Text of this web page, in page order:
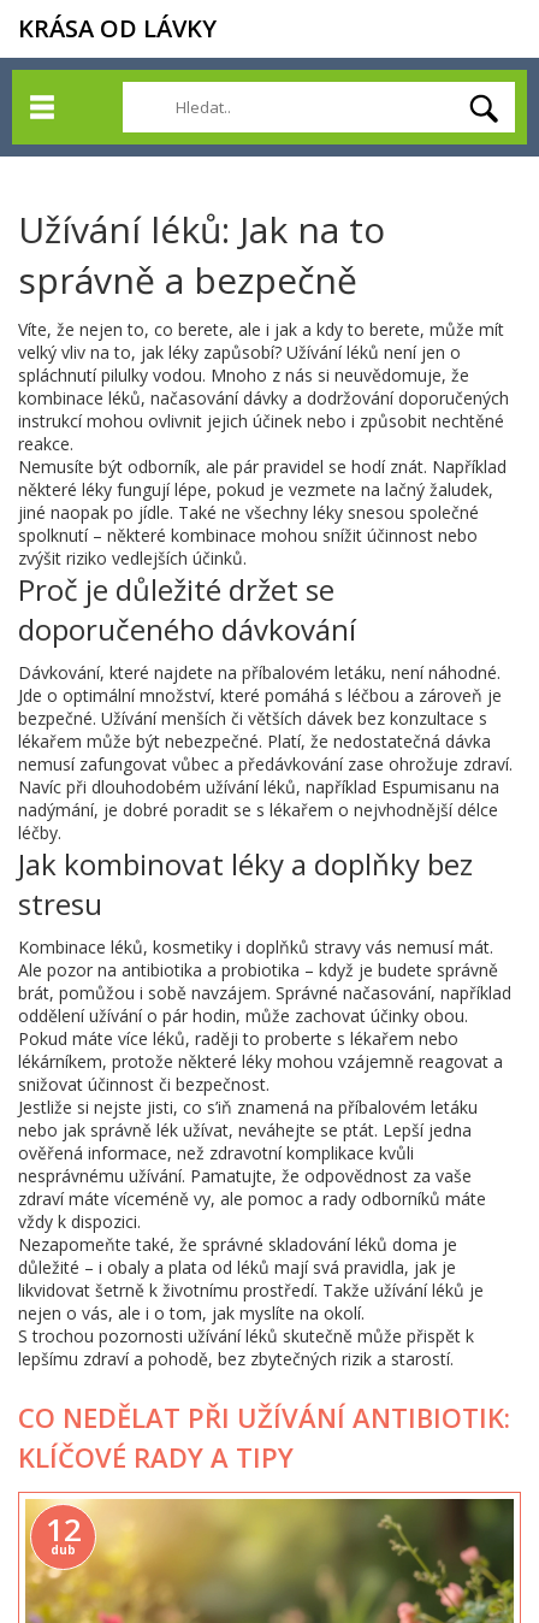
KRÁSA OD LÁVKY
Užívání léků: Jak na to
správně a bezpečně
Víte, že nejen to, co berete, ale i jak a kdy to berete, může mít
velký vliv na to, jak léky zapůsobí? Užívání léků není jen o
spláchnutí pilulky vodou. Mnoho z nás si neuvědomuje, že
kombinace léků, načasování dávky a dodržování doporučených
instrukcí mohou ovlivnit jejich účinek nebo i způsobit nechtěné
reakce.
Nemusíte být odborník, ale pár pravidel se hodí znát. Například
některé léky fungují lépe, pokud je vezmete na lačný žaludek,
jiné naopak po jídle. Také ne všechny léky snesou společné
spolknutí – některé kombinace mohou snížit účinnost nebo
zvýšit riziko vedlejších účinků.
Proč je důležité držet se
doporučeného dávkování
Dávkování, které najdete na příbalovém letáku, není náhodné.
Jde o optimální množství, které pomáhá s léčbou a zároveň je
bezpečné. Užívání menších či větších dávek bez konzultace s
lékařem může být nebezpečné. Platí, že nedostatečná dávka
nemusí zafungovat vůbec a předávkování zase ohrožuje zdraví.
Navíc při dlouhodobém užívání léků, například Espumisanu na
nadýmání, je dobré poradit se s lékařem o nejvhodnější délce
léčby.
Jak kombinovat léky a doplňky bez
stresu
Kombinace léků, kosmetiky i doplňků stravy vás nemusí mát.
Ale pozor na antibiotika a probiotika – když je budete správně
brát, pomůžou i sobě navzájem. Správné načasování, například
oddělení užívání o pár hodin, může zachovat účinky obou.
Pokud máte více léků, raději to proberte s lékařem nebo
lékárníkem, protože některé léky mohou vzájemně reagovat a
snižovat účinnost či bezpečnost.
Jestliže si nejste jisti, co s’iň znamená na příbalovém letáku
nebo jak správně lék užívat, neváhejte se ptát. Lepší jedna
ověřená informace, než zdravotní komplikace kvůli
nesprávnému užívání. Pamatujte, že odpovědnost za vaše
zdraví máte víceméně vy, ale pomoc a rady odborníků máte
vždy k dispozici.
Nezapomeňte také, že správné skladování léků doma je
důležité – i obaly a plata od léků mají svá pravidla, jak je
likvidovat šetrně k životnímu prostředí. Takže užívání léků je
nejen o vás, ale i o tom, jak myslíte na okolí.
S trochou pozornosti užívání léků skutečně může přispět k
lepšímu zdraví a pohodě, bez zbytečných rizik a starostí.
CO NEDĚLAT PŘI UŽÍVÁNÍ ANTIBIOTIK:
KLÍČOVÉ RADY A TIPY
12
dub